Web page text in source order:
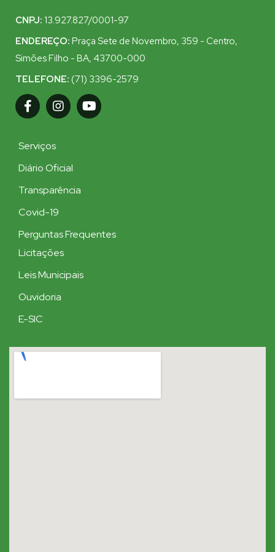
CNPJ: 13.927.827/0001-97
ENDEREÇO: Praça Sete de Novembro, 359 - Centro,
Simões Filho - BA, 43700-000
TELEFONE: (71) 3396-2579
Serviços
Diário Oficial
Transparência
Covid-19
Perguntas Frequentes
Licitações
Leis Municipais
Ouvidoria
E-SIC